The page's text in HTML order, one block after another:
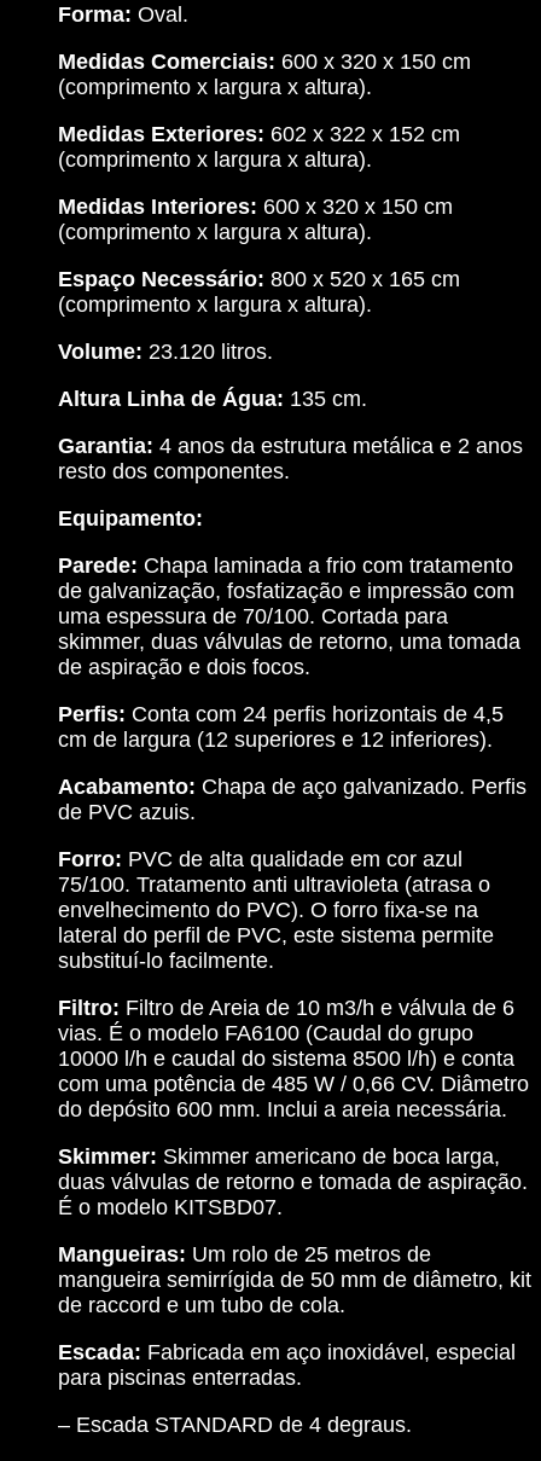
Forma: Oval.
Medidas Comerciais: 600 x 320 x 150 cm
(comprimento x largura x altura).
Medidas Exteriores: 602 x 322 x 152 cm
(comprimento x largura x altura).
Medidas Interiores: 600 x 320 x 150 cm
(comprimento x largura x altura).
Espaço Necessário: 800 x 520 x 165 cm
(comprimento x largura x altura).
Volume: 23.120 litros.
Altura Linha de Água: 135 cm.
Garantia: 4 anos da estrutura metálica e 2 anos
resto dos componentes.
Equipamento:
Parede: Chapa laminada a frio com tratamento
de galvanização, fosfatização e impressão com
uma espessura de 70/100. Cortada para
skimmer, duas válvulas de retorno, uma tomada
de aspiração e dois focos.
Perfis: Conta com 24 perfis horizontais de 4,5
cm de largura (12 superiores e 12 inferiores).
Acabamento: Chapa de aço galvanizado. Perfis
de PVC azuis.
Forro: PVC de alta qualidade em cor azul
75/100. Tratamento anti ultravioleta (atrasa o
envelhecimento do PVC). O forro fixa-se na
lateral do perfil de PVC, este sistema permite
substituí-lo facilmente.
Filtro: Filtro de Areia de 10 m3/h e válvula de 6
vias. É o modelo FA6100 (Caudal do grupo
10000 l/h e caudal do sistema 8500 l/h) e conta
com uma potência de 485 W / 0,66 CV. Diâmetro
do depósito 600 mm. Inclui a areia necessária.
Skimmer: Skimmer americano de boca larga,
duas válvulas de retorno e tomada de aspiração.
É o modelo KITSBD07.
Mangueiras: Um rolo de 25 metros de
mangueira semirrígida de 50 mm de diâmetro, kit
de raccord e um tubo de cola.
Escada: Fabricada em aço inoxidável, especial
para piscinas enterradas.
– Escada STANDARD de 4 degraus.